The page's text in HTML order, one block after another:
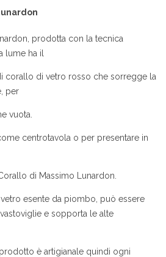
prodotta con la tecnica
lume ha il
corallo di vetro rosso che sorregge la
per
vuota.
centrotavola o per presentare in
di Massimo Lunardon.
esente da piombo, può essere
e sopporta le alte
prodotto è artigianale quindi ogni